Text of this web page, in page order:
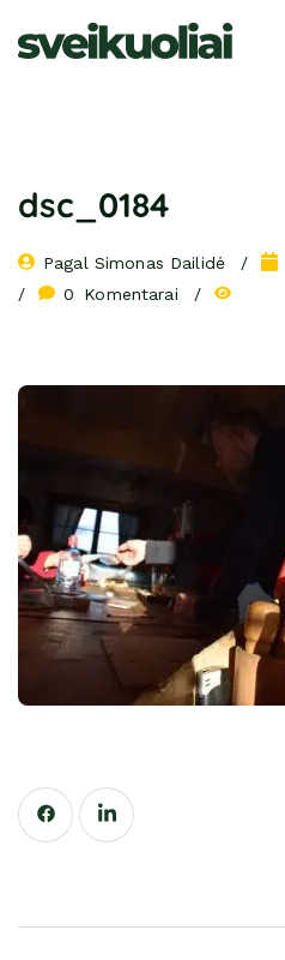
dsc_0184
Pagal Simonas Dailidė
0
Komentarai